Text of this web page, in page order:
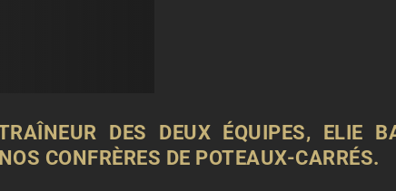
DES DEUX ÉQUIPES, ELIE
CONFRÈRES DE POTEAUX-CARRÉS.